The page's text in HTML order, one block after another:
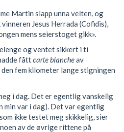
Martin slapp unna velten, og
Jesus Herrada (Cofidis),
mens seierstoget gikk».
og ventet sikkert i ti
fåttcarte blancheav
fem kilometer lange stigningen
i dag. Det er egentlig vanskelig
min var i dag). Det var egentlig
ikke testet meg skikkelig, sier
av de øvrige rittene på